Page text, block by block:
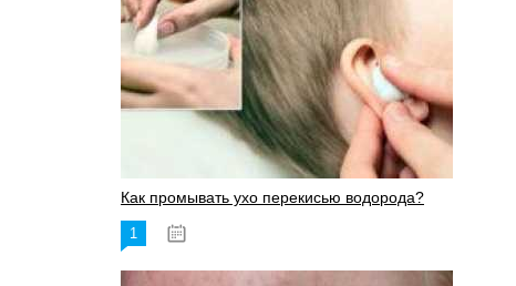
Как промывать ухо перекисью водорода?
1